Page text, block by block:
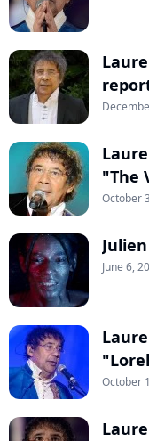
"The
October
June 6,
October